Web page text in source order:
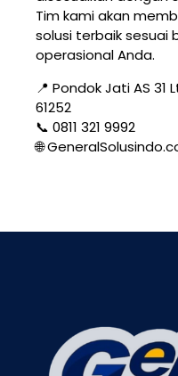
Tim kami akan
solusi terbaik sesuai
operasional Anda.
📍 Pondok Jati AS 31
61252
📞 0811 321 9992
🌐